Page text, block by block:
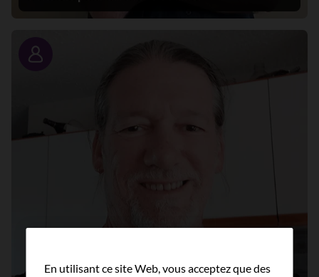
Portrait
En utilisant ce site Web, vous acceptez que des